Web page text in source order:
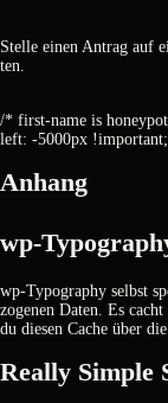
Stel­le einen Antrag auf
ten.
/* first-name is
left: -5000px
Anhang
wp-
wp-Typo­gra­phy selbst
zo­ge­nen Daten. Es
du die­sen Cache über
Real­ly Simp­le